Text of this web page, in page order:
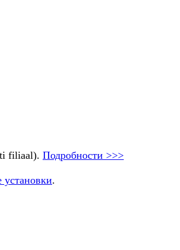
filiaal). Подробности >>>
установки.